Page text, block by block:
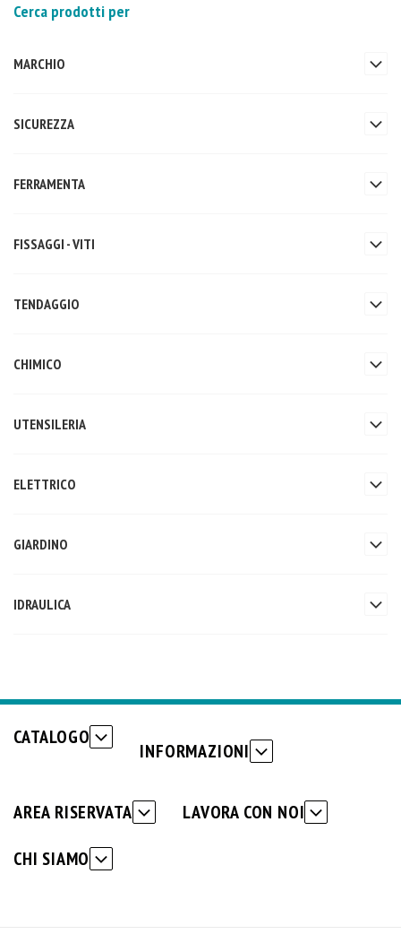
Cerca prodotti per
MARCHIO
SICUREZZA
FERRAMENTA
FISSAGGI - VITI
TENDAGGIO
CHIMICO
UTENSILERIA
ELETTRICO
GIARDINO
IDRAULICA
CHI SIAMO
CATALOGO
INFORMAZIONI
AREA RISERVATA LAVORA CON NOI